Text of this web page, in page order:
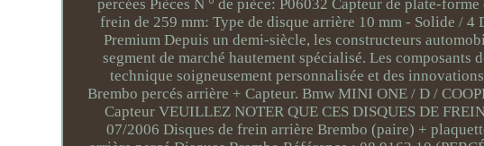
percées Pièces N ° de pièce: P06032 Capteur de plate-
frein de 259 mm: Type de disque arrière 10 mm - Solide /
Premium Depuis un demi-siècle, les constructeurs
segment de marché hautement spécialisé. Les
technique soigneusement personnalisée et des
Brembo percés arrière + Capteur. Bmw MINI ONE / D /
Capteur VEUILLEZ NOTER QUE CES DISQUES DE
07/2006 Disques de frein arrière Brembo (paire) +